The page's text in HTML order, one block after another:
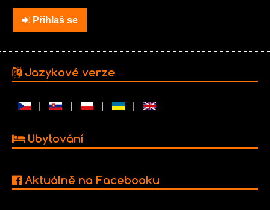
Přihlaš se
Jazykové verze
Ubytování
Aktuálně na Facebooku